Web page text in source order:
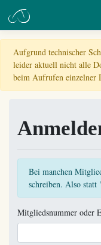
Aufgrund technischer
leider aktuell nicht alle
beim Aufrufen einzelner
Bei manchen
schreiben. Also
Mitgliedsnummer oder